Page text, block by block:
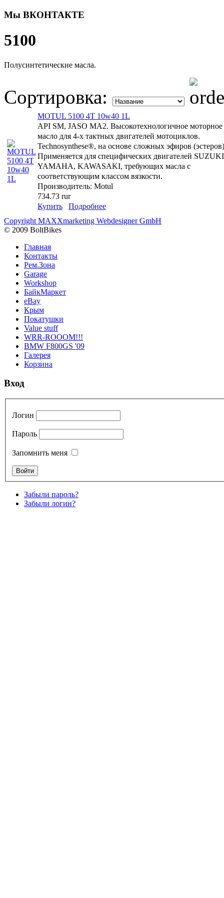
Мы ВКОНТАКТЕ
5100
Полусинтетические масла.
Сортировка:
MOTUL 5100 4T 10w40 1L
API SM, JASO MA2. Высокотехнологичное моторное
масло для 4-х тактных двигателей мотоциклов.
Technosynthese®, на основе сложных эфиров
Применяется для специфических двигателей
YAMAHA, KAWASAKI, требующих масла с
соответствующим классом вязкости.
Производитель: Motul
734.73 rur
Купить
Подробнее
Copyright MAXXmarketing Webdesigner GmbH
© 2009 BoltBikes
Главная
Контакты
Рем.Зона
Garage
Workshop
БайкМаркет
eBay
Крым
Покатушки
Value stuff
WRR-ROOOM!!!
BMW F800GS '09
Галерея
Корзина
Вход
Логин
Пароль
Запомнить меня
Забыли пароль?
Забыли логин?